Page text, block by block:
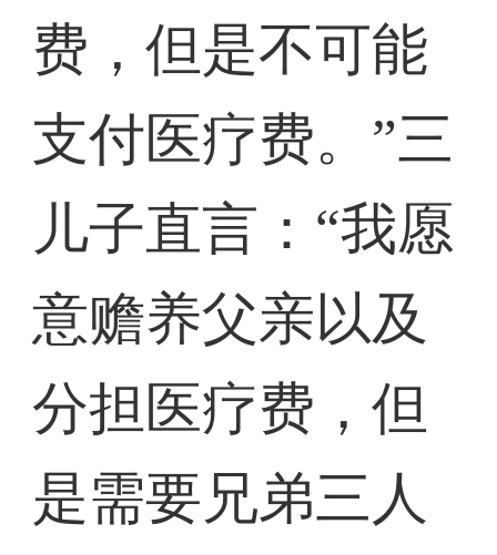
费，但是不可能
支付医疗费。”三
儿子直言：“我愿
意赡养父亲以及
分担医疗费，但
是需要兄弟三人